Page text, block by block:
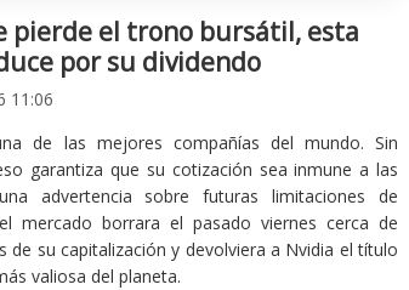
pierde el trono bursátil, esta
por su dividendo
11:06
de las mejores compañías del mundo. Sin
garantiza que su cotización sea inmune a las
advertencia sobre futuras limitaciones de
mercado borrara el pasado viernes cerca de
de su capitalización y devolviera a Nvidia el título
valiosa del planeta.